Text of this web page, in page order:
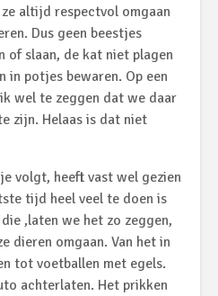
altijd respectvol omgaan
Dus geen beestjes
of slaan, de kat niet plagen
in potjes bewaren. Op een
wel te zeggen dat we daar
zijn. Helaas is dat niet
volgt, heeft vast wel gezien
tijd heel veel te doen is
,laten we het zo zeggen,
dieren omgaan. Van het in
tot voetballen met egels.
achterlaten. Het prikken